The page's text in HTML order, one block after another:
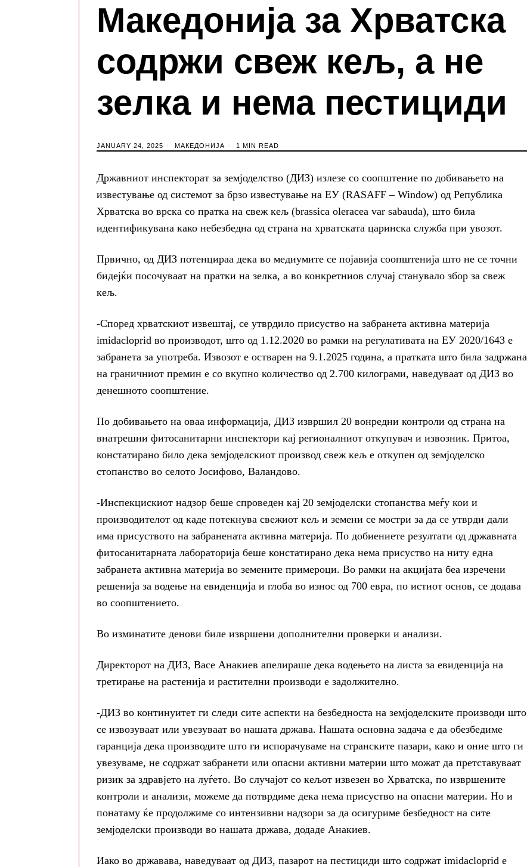
Македонија за Хрватска
содржи свеж кељ, а не
зелка и нема пестициди
JANUARY 24, 2025 МАКЕДОНИЈА 1 MIN READ
Државниот инспекторат за земјоделство (ДИЗ) излезе со соопштение по добивањето на
известување од системот за брзо известување на ЕУ (RASAFF – Window) од Република
Хрватска во врска со пратка на свеж кељ (brassica oleracea var sabauda), што била
идентификувана како небезбедна од страна на хрватската царинска служба при увозот.
Првично, од ДИЗ потенцираа дека во медиумите се појавија соопштенија што не се точни
бидејќи посочуваат на пратки на зелка, а во конкретниов случај станувало збор за свеж
кељ.
-Според хрватскиот извештај, се утврдило присуство на забранета активна материја
imidacloprid во производот, што од 1.12.2020 во рамки на регулативата на ЕУ 2020/1643 е
забранета за употреба. Извозот е остварен на 9.1.2025 година, а пратката што била задржана
на граничниот премин е со вкупно количество од 2.700 килограми, наведуваат од ДИЗ во
денешното соопштение.
По добивањето на оваа информација, ДИЗ извршил 20 вонредни контроли од страна на
внатрешни фитосанитарни инспектори кај регионалниот откупувач и извозник. Притоа,
констатирано било дека земјоделскиот производ свеж кељ е откупен од земјоделско
стопанство во селото Јосифово, Валандово.
-Инспекцискиот надзор беше спроведен кај 20 земјоделски стопанства меѓу кои и
производителот од каде потекнува свежиот кељ и земени се мостри за да се утврди дали
има присуството на забранената активна материја. По добиениете резултати од државната
фитосанитарната лабораторија беше констатирано дека нема присуство на ниту една
забранета активна материја во земените примероци. Во рамки на акцијата беа изречени
решенија за водење на евиденција и глоба во износ од 700 евра, по истиот основ, се додава
во соопштението.
Во изминатите денови биле извршени дополнителни проверки и анализи.
Директорот на ДИЗ, Васе Анакиев апелираше дека водењето на листа за евиденција на
третирање на растенија и растителни производи е задолжително.
-ДИЗ во континуитет ги следи сите аспекти на безбедноста на земјоделските производи што
се извозуваат или увезуваат во нашата држава. Нашата основна задача е да обезбедиме
гаранција дека производите што ги испорачуваме на странските пазари, како и оние што ги
увезуваме, не содржат забранети или опасни активни материи што можат да претставуваат
ризик за здравјето на луѓето. Во случајот со кељот извезен во Хрватска, по извршените
контроли и анализи, можеме да потврдиме дека нема присуство на опасни материи. Но и
понатаму ќе продолжиме со интензивни надзори за да осигуриме безбедност на сите
земјоделски производи во нашата држава, додаде Анакиев.
Иако во државава, наведуваат од ДИЗ, пазарот на пестициди што содржат imidacloprid е